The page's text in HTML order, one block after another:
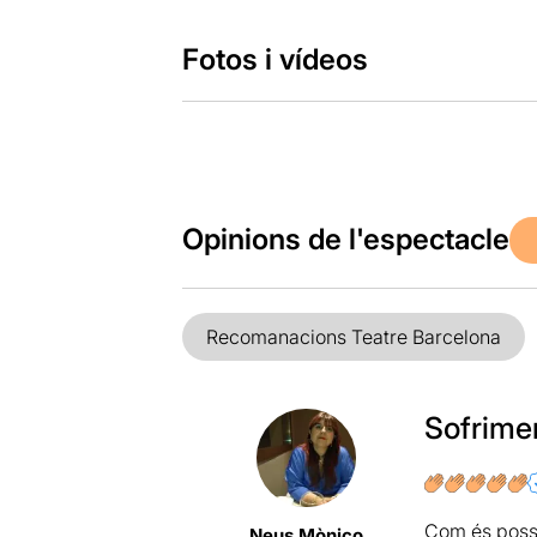
Fotos i vídeos
Opinions de l'espectacle
Recomanacions Teatre Barcelona
Com és